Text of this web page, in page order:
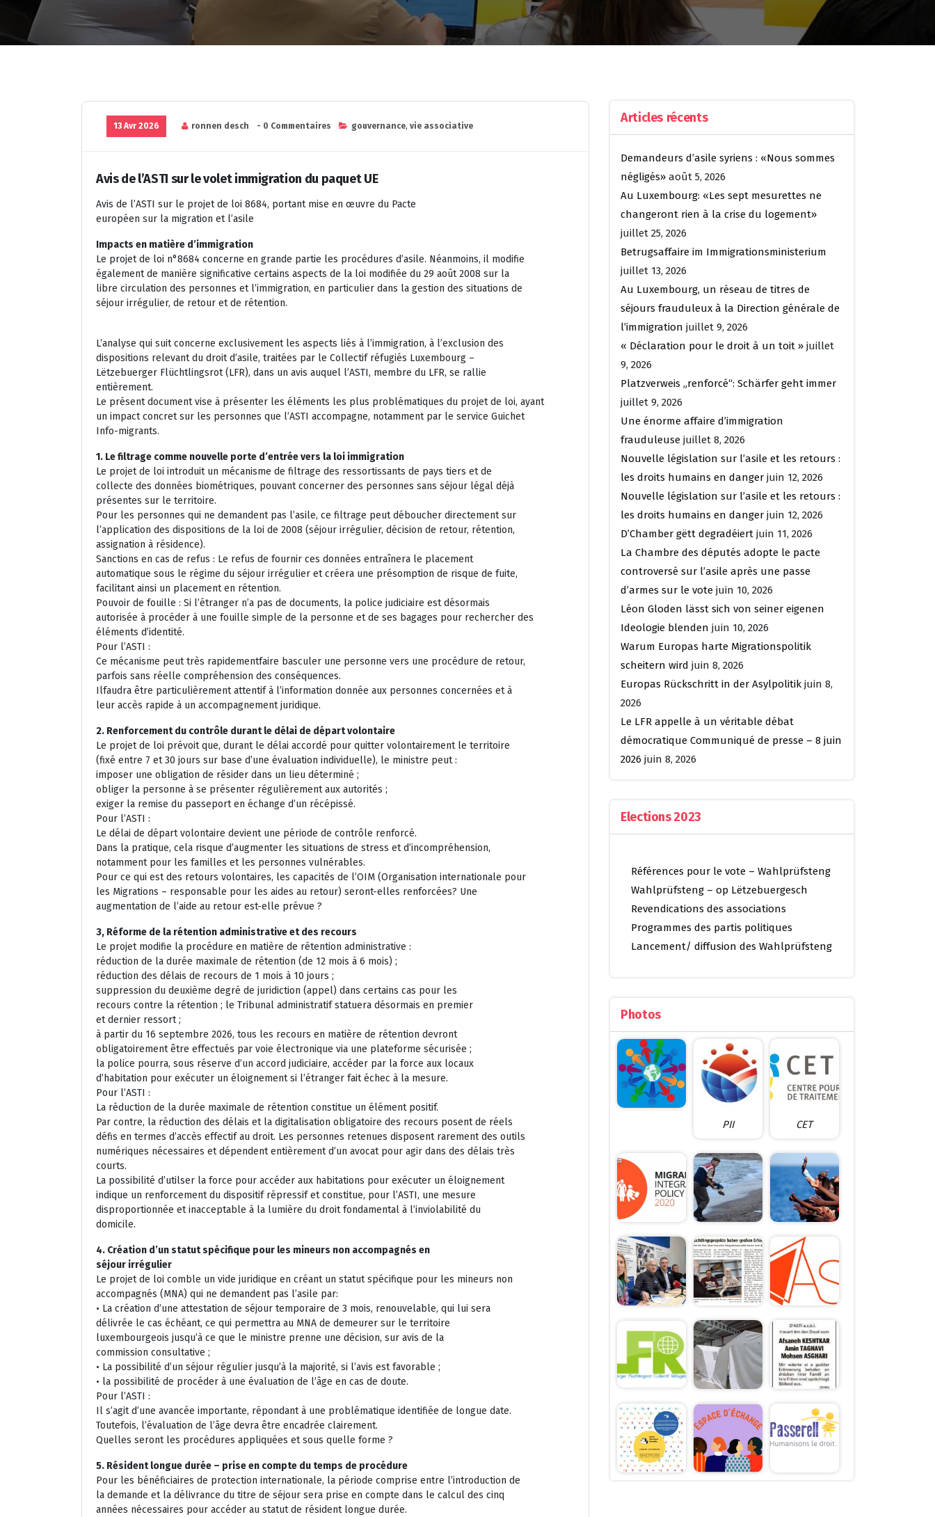
13 Avr 2026 ronnen desch - 0 Commentaires gouvernance, vie associative
Avis de l’ASTI sur le volet immigration du paquet UE
Avis de l’ASTI sur le projet de loi 8684, portant mise en œuvre du Pacte
européen sur la migration et l’asile
Impacts en matière d’immigration
Le projet de loi n°8684 concerne en grande partie les procédures d’asile. Néanmoins, il modifie
également de manière significative certains aspects de la loi modifiée du 29 août 2008 sur la
libre circulation des personnes et l’immigration, en particulier dans la gestion des situations de
séjour irrégulier, de retour et de rétention.
L’analyse qui suit concerne exclusivement les aspects liés à l’immigration, à l’exclusion des
dispositions relevant du droit d’asile, traitées par le Collectif réfugiés Luxembourg –
Lëtzebuerger Flüchtlingsrot (LFR), dans un avis auquel l’ASTI, membre du LFR, se rallie
entièrement.
Le présent document vise à présenter les éléments les plus problématiques du projet de loi, ayant
un impact concret sur les personnes que l’ASTI accompagne, notamment par le service Guichet
Info-migrants.
1. Le filtrage comme nouvelle porte d’entrée vers la loi immigration
Le projet de loi introduit un mécanisme de filtrage des ressortissants de pays tiers et de
collecte des données biométriques, pouvant concerner des personnes sans séjour légal déjà
présentes sur le territoire.
Pour les personnes qui ne demandent pas l’asile, ce filtrage peut déboucher directement sur
l’application des dispositions de la loi de 2008 (séjour irrégulier, décision de retour, rétention,
assignation à résidence).
Sanctions en cas de refus : Le refus de fournir ces données entraînera le placement
automatique sous le régime du séjour irrégulier et créera une présomption de risque de fuite,
facilitant ainsi un placement en rétention.
Pouvoir de fouille : Si l’étranger n’a pas de documents, la police judiciaire est désormais
autorisée à procéder à une fouille simple de la personne et de ses bagages pour rechercher des
éléments d’identité.
Pour l’ASTI :
Ce mécanisme peut très rapidementfaire basculer une personne vers une procédure de retour,
parfois sans réelle compréhension des conséquences.
Ilfaudra être particulièrement attentif à l’information donnée aux personnes concernées et à
leur accès rapide à un accompagnement juridique.
2. Renforcement du contrôle durant le délai de départ volontaire
Le projet de loi prévoit que, durant le délai accordé pour quitter volontairement le territoire
(fixé entre 7 et 30 jours sur base d’une évaluation individuelle), le ministre peut :
imposer une obligation de résider dans un lieu déterminé ;
obliger la personne à se présenter régulièrement aux autorités ;
exiger la remise du passeport en échange d’un récépissé.
Pour l’ASTI :
Le délai de départ volontaire devient une période de contrôle renforcé.
Dans la pratique, cela risque d’augmenter les situations de stress et d’incompréhension,
notamment pour les familles et les personnes vulnérables.
Pour ce qui est des retours volontaires, les capacités de l’OIM (Organisation internationale pour
les Migrations – responsable pour les aides au retour) seront-elles renforcées? Une
augmentation de l’aide au retour est-elle prévue ?
3, Réforme de la rétention administrative et des recours
Le projet modifie la procédure en matière de rétention administrative :
réduction de la durée maximale de rétention (de 12 mois à 6 mois) ;
réduction des délais de recours de 1 mois à 10 jours ;
suppression du deuxième degré de juridiction (appel) dans certains cas pour les
recours contre la rétention ; le Tribunal administratif statuera désormais en premier
et dernier ressort ;
à partir du 16 septembre 2026, tous les recours en matière de rétention devront
obligatoirement être effectués par voie électronique via une plateforme sécurisée ;
la police pourra, sous réserve d’un accord judiciaire, accéder par la force aux locaux
d’habitation pour exécuter un éloignement si l’étranger fait échec à la mesure.
Pour l’ASTI :
La réduction de la durée maximale de rétention constitue un élément positif.
Par contre, la réduction des délais et la digitalisation obligatoire des recours posent de réels
défis en termes d’accès effectif au droit. Les personnes retenues disposent rarement des outils
numériques nécessaires et dépendent entièrement d’un avocat pour agir dans des délais très
courts.
La possibilité d’utilser la force pour accéder aux habitations pour exécuter un éloignement
indique un renforcement du dispositif répressif et constitue, pour l’ASTI, une mesure
disproportionnée et inacceptable à la lumière du droit fondamental à l’inviolabilité du
domicile.
4. Création d’un statut spécifique pour les mineurs non accompagnés en
séjour irrégulier
Le projet de loi comble un vide juridique en créant un statut spécifique pour les mineurs non
accompagnés (MNA) qui ne demandent pas l’asile par:
• La création d’une attestation de séjour temporaire de 3 mois, renouvelable, qui lui sera
délivrée le cas échéant, ce qui permettra au MNA de demeurer sur le territoire
luxembourgeois jusqu’à ce que le ministre prenne une décision, sur avis de la
commission consultative ;
• La possibilité d’un séjour régulier jusqu’à la majorité, si l’avis est favorable ;
• la possibilité de procéder à une évaluation de l’âge en cas de doute.
Pour l’ASTI :
Il s’agit d’une avancée importante, répondant à une problématique identifiée de longue date.
Toutefois, l’évaluation de l’âge devra être encadrée clairement.
Quelles seront les procédures appliquées et sous quelle forme ?
5. Résident longue durée – prise en compte du temps de procédure
Pour les bénéficiaires de protection internationale, la période comprise entre l’introduction de
la demande et la délivrance du titre de séjour sera prise en compte dans le calcul des cinq
années nécessaires pour accéder au statut de résident longue durée.
Articles récents
Demandeurs d’asile syriens : «Nous sommes
négligés» août 5, 2026
Au Luxembourg: «Les sept mesurettes ne
changeront rien à la crise du logement»
juillet 25, 2026
Betrugsaffaire im Immigrationsministerium
juillet 13, 2026
Au Luxembourg, un réseau de titres de
séjours frauduleux à la Direction générale de
l’immigration juillet 9, 2026
« Déclaration pour le droit à un toit » juillet
9, 2026
Platzverweis „renforcé“: Schärfer geht immer
juillet 9, 2026
Une énorme affaire d’immigration
frauduleuse juillet 8, 2026
Nouvelle législation sur l’asile et les retours :
les droits humains en danger juin 12, 2026
Nouvelle législation sur l’asile et les retours :
les droits humains en danger juin 12, 2026
D’Chamber gëtt degradéiert juin 11, 2026
La Chambre des députés adopte le pacte
controversé sur l’asile après une passe
d’armes sur le vote juin 10, 2026
Léon Gloden lässt sich von seiner eigenen
Ideologie blenden juin 10, 2026
Warum Europas harte Migrationspolitik
scheitern wird juin 8, 2026
Europas Rückschritt in der Asylpolitik juin 8,
2026
Le LFR appelle à un véritable débat
démocratique Communiqué de presse – 8 juin
2026 juin 8, 2026
Elections 2023
Références pour le vote – Wahlprüfsteng
Wahlprüfsteng – op Lëtzebuergesch
Revendications des associations
Programmes des partis politiques
Lancement/ diffusion des Wahlprüfsteng
Photos
PII CET